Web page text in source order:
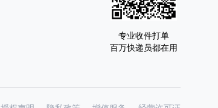
专业收件打单
百万快递员都在用